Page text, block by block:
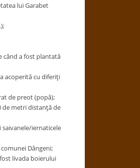
lui Garabet
când a fost plantată
acoperită cu diferiţi
de preot (popă);
de metri distanţă de
saivanele/iernaticele
Dângeni;
livada boierului